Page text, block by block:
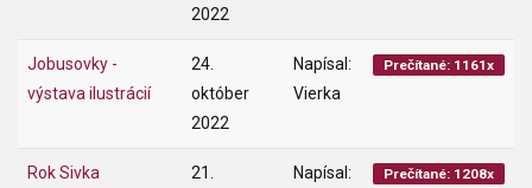
2022
Jobusovky -
výstava ilustrácií
24.
október
2022
Napísal:
Vierka
Prečítané: 1161x
Rok Sivka
21.
Napísal:
Prečítané: 1208x